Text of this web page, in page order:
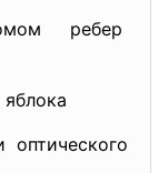
ребер